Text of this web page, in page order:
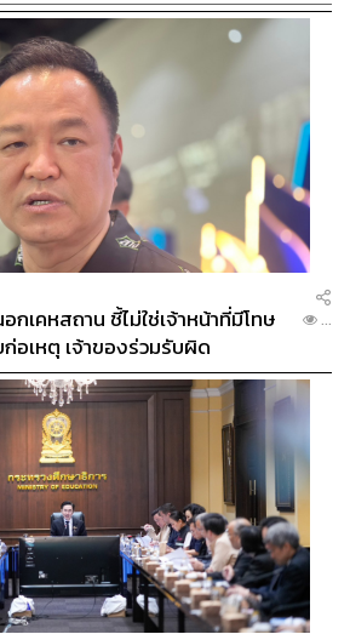
เคหสถาน ชี้ไม่ใช่เจ้าหน้าที่มีโทษ
อเหตุ เจ้าของร่วมรับผิด
...